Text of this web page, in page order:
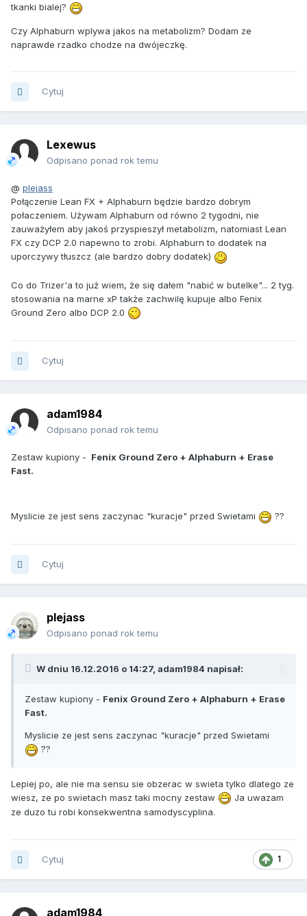
tkanki bialej?
Czy Alphaburn wplywa jakos na metabolizm? Dodam ze
naprawde rzadko chodze na dwójeczkę.
Cytuj
Lexewus
Odpisano ponad rok temu
@ plejass
Połączenie Lean FX + Alphaburn będzie bardzo dobrym
połaczeniem. Używam Alphaburn od równo 2 tygodni, nie
zauważyłem aby jakoś przyspieszył metabolizm, natomiast Lean
FX czy DCP 2.0 napewno to zrobi. Alphaburn to dodatek na
uporczywy tłuszcz (ale bardzo dobry dodatek)
Co do Trizer'a to już wiem, że się dałem "nabić w butelke"... 2 tyg.
stosowania na marne xP także zachwilę kupuje albo Fenix
Ground Zero albo DCP 2.0
Cytuj
adam1984
Odpisano ponad rok temu
Zestaw kupiony - Fenix Ground Zero + Alphaburn + Erase
Fast.
Myslicie ze jest sens zaczynac "kuracje" przed Swietami ??
Cytuj
plejass
Odpisano ponad rok temu
W dniu 16.12.2016 o 14:27, adam1984 napisał:
Zestaw kupiony - Fenix Ground Zero + Alphaburn + Erase
Fast.
Myslicie ze jest sens zaczynac "kuracje" przed Swietami
??
Lepiej po, ale nie ma sensu sie obzerac w swieta tylko dlatego ze
wiesz, ze po swietach masz taki mocny zestaw
Ja uwazam
ze duzo tu robi konsekwentna samodyscyplina.
1
Cytuj
adam1984